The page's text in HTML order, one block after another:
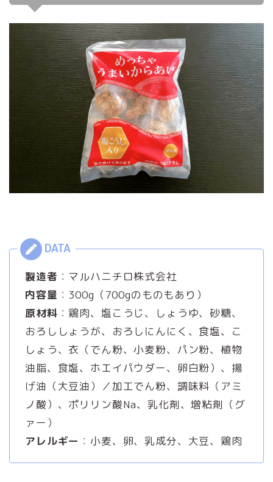
製造者 ：マルハニチロ株式会社
内容量 ：300g（700gのものもあり）
原材料 ：鶏肉、塩こうじ、しょうゆ、砂糖、
おろししょうが、おろしにんにく、食塩、こ
しょう、衣（でん粉、小麦粉、パン粉、植物
油脂、食塩、ホエイパウダー、卵白粉）、揚
げ油（大豆油）／加工でん粉、調味料（アミ
ノ酸）、ポリリン酸Na、乳化剤、増粘剤（グ
ァー）
アレルギー ：小麦、卵、乳成分、大豆、鶏肉